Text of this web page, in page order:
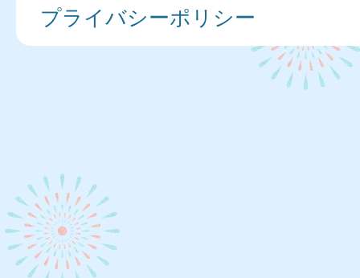
プライバシーポリシー